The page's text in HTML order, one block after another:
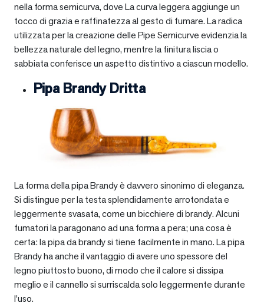
nella forma semicurva, dove La curva leggera aggiunge un
tocco di grazia e raffinatezza al gesto di fumare. La radica
utilizzata per la creazione delle Pipe Semicurve evidenzia la
bellezza naturale del legno, mentre la finitura liscia o
sabbiata conferisce un aspetto distintivo a ciascun modello.
Pipa Brandy Dritta
La forma della pipa Brandy è davvero sinonimo di eleganza.
Si distingue per la testa splendidamente arrotondata e
leggermente svasata, come un bicchiere di brandy. Alcuni
fumatori la paragonano ad una forma a pera; una cosa è
certa: la pipa da brandy si tiene facilmente in mano. La pipa
Brandy ha anche il vantaggio di avere uno spessore del
legno piuttosto buono, di modo che il calore si dissipa
meglio e il cannello si surriscalda solo leggermente durante
l’uso.